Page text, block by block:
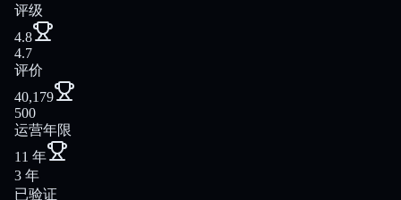
评级
4.8
4.7
评价
40,179
500
运营年限
11 年
3 年
已验证